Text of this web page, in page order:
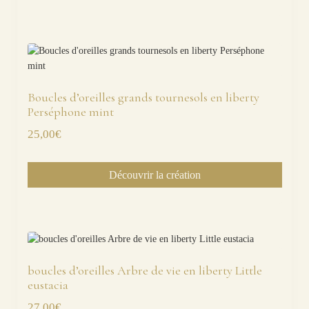
Boucles d’oreilles grands tournesols en liberty
Perséphone mint
25,00€
Découvrir la création
boucles d’oreilles Arbre de vie en liberty Little
eustacia